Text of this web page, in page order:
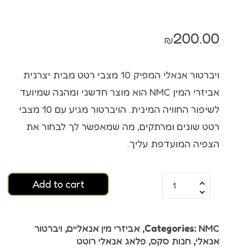
₪200.00
ויברטור אנאלי המפיק 10 מצבי רטט מבית יצרנית
אביזרי המין NMC הוא מוצר חדשני ומהנה שמיועד
לשיפור החוויה המינית. הויברטור מגיע עם 10 מצבי
רטט שונים ומרתקים, מה שמאפשר לך לבחור את
הצפיה המועדפת עליך.
Add to cart
Categories: NMC
, אביזרי מין אנאליים, ויברטור
אנאלי, חנות סקס, פלאג אנאלי רוטט